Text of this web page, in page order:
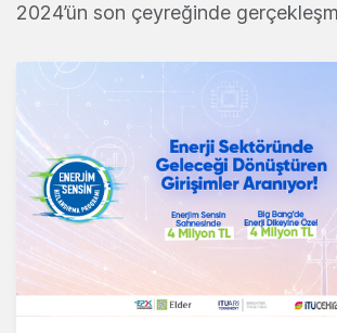
2024’ün son çeyreğinde